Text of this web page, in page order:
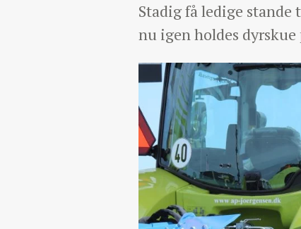
Stadig få ledige stande
nu igen holdes